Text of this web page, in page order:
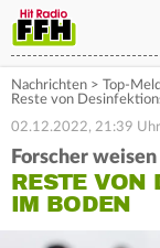
Nachrichten > Top-
Reste von
02.12.2022, 21:39 Uhr
Forscher
RESTE VON
IM BODEN